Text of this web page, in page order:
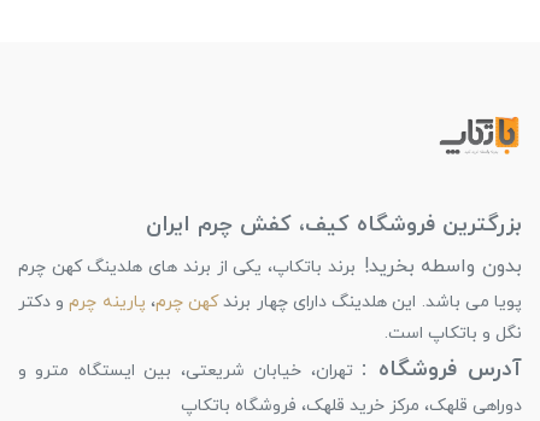
بزرگترین فروشگاه کیف، کفش چرم ایران
بدون واسطه بخرید! برند باتکاپ، یکی از برند های هلدینگ کهن چرم
پویا می باشد. این هلدینگ دارای چهار برندکهن چرم، پارینه چرمو دکتر
نگل و باتکاپ است.
آدرس فروشگاه : تهران، خیابان شریعتی، بین ایستگاه مترو و
دوراهی قلهک، مرکز خرید قلهک، فروشگاه باتکاپ